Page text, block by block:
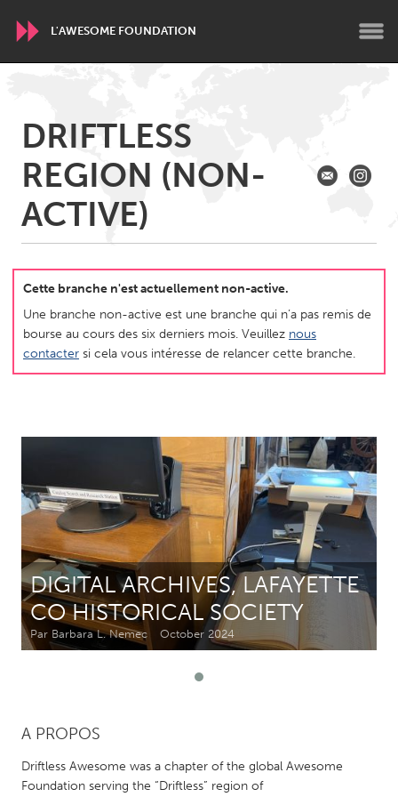
L'AWESOME FOUNDATION
Conservation and Climate
Disability
Dragon Dreaming
On the Water
ARMENIA
Javakhk
Yerevan
AUSTRALIA
Adelaide
Fleurieu
Lake Mac
Lower Hunter
CANADA
Kingston
Kitchener-Waterloo
New Glasgow
Newmarket
Ottawa
South Shore
Toronto
MALAYSIA
Kuala Lumpur
Utrecht
DRIFTLESS
REGION (NON-
ACTIVE)
Cette branche n'est actuellement non-active.
Une branche non-active est une branche qui n’a pas remis de
bourse au cours des six derniers mois. Veuillez nous
contacter si cela vous intéresse de relancer cette branche.
DIGITAL ARCHIVES, LAFAYETTE
CO HISTORICAL SOCIETY
Par Barbara L. Nemec October 2024
A PROPOS
Driftless Awesome was a chapter of the global Awesome
Foundation serving the “Driftless” region of